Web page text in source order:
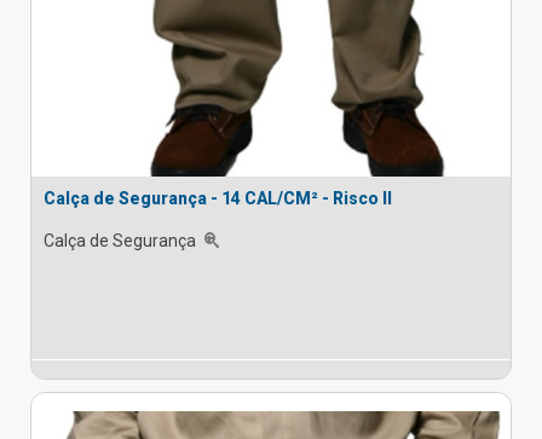
Calça de Segurança - 14 CAL/CM² - Risco II
Calça de Segurança